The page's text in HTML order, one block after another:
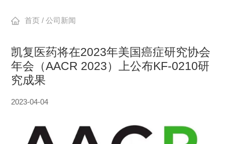
首页 / 公司新闻
凯复医药将在2023年美国癌症研究协会
年会（AACR 2023）上公布KF-0210研
究成果
2023-04-04